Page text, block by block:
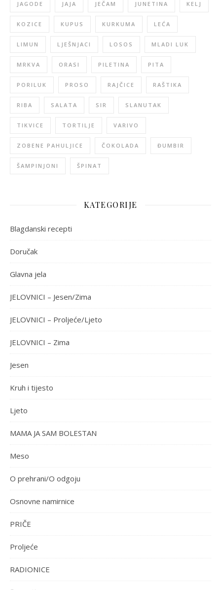
JAGODE JAJA JEČAM JUNETINA KELJ
KOZICE KUPUS KURKUMA LEĆA
LIMUN LJEŠNJACI LOSOS MLADI LUK
MRKVA ORASI PILETINA PITA
PORILUK PROSO RAJČICE RAŠTIKA
RIBA SALATA SIR SLANUTAK
TIKVICE TORTILJE VARIVO
ZOBENE PAHULJICE ČOKOLADA ĐUMBIR
ŠAMPINJONI ŠPINAT
KATEGORIJE
Blagdanski recepti
Doručak
Glavna jela
JELOVNICI – Jesen/Zima
JELOVNICI – Proljeće/Ljeto
JELOVNICI – Zima
Jesen
Kruh i tijesto
Ljeto
MAMA JA SAM BOLESTAN
Meso
O prehrani/O odgoju
Osnovne namirnice
PRIČE
Proljeće
RADIONICE